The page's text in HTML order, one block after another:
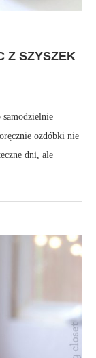
Z SZYSZEK
ozdóbki nie
dni, ale